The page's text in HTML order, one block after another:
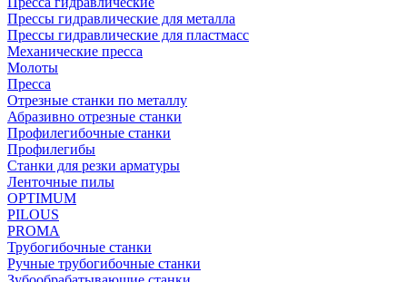
Прессы гидравлические для металла
Прессы гидравлические для пластмасс
Механические пресса
Молоты
Пресса
Отрезные станки по металлу
Абразивно отрезные станки
Профилегибочные станки
Профилегибы
Станки для резки арматуры
Ленточные пилы
OPTIMUM
PILOUS
PROMA
Трубогибочные станки
Ручные трубогибочные станки